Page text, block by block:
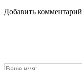
Добавить комментарий